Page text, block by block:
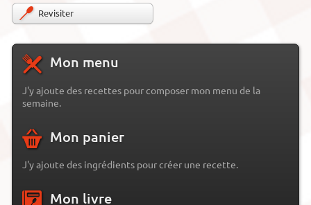
Mon menu
J'y ajoute des recettes pour composer mon menu de la
semaine.
Mon panier
J'y ajoute des ingrédients pour créer une recette.
Mon livre
Revisiter